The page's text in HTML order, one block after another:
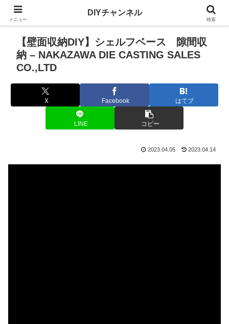
【壁面収納DIY】シェルフベース 隙間収
納 – NAKAZAWA DIE CASTING SALES
CO.,LTD
X Facebook はてブ
LINE コピー
2023.04.05 2023.04.14
メニュー
DIYチャンネル
検索